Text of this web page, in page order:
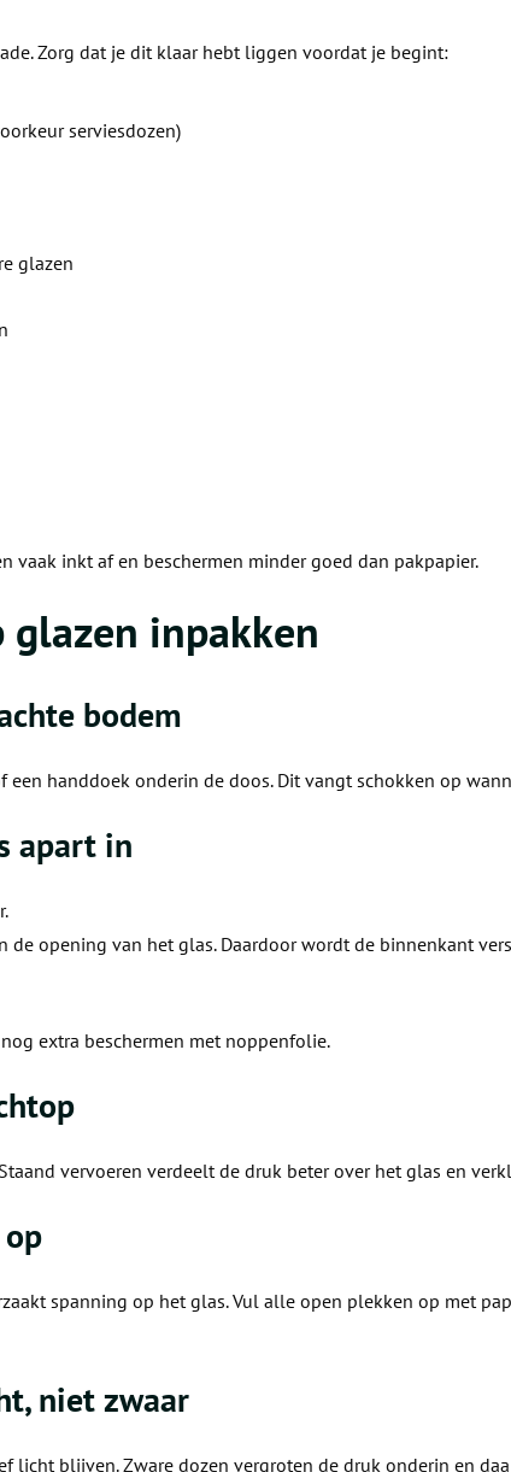
Zorg dat je dit klaar hebt liggen voordat je begint:
serviesdozen)
glazen
vaak inkt af en beschermen minder goed dan pakpapier.
inpakken
bodem
een handdoek onderin de doos. Dit vangt schokken op
apart in
de opening van het glas. Daardoor wordt de binnenkant
extra beschermen met noppenfolie.
vervoeren verdeelt de druk beter over het glas en
spanning op het glas. Vul alle open plekken op met
niet zwaar
licht blijven. Zware dozen vergroten de druk onderin en